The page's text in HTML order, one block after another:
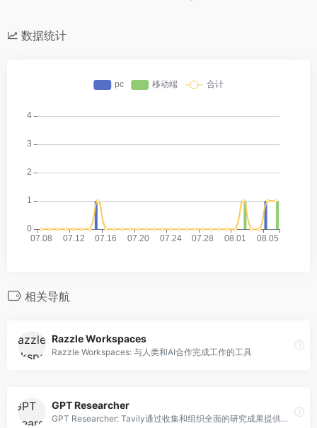
数据统计
相关导航
Razzle Workspaces
Razzle Workspaces: 与人类和AI合作完成工作的工具
GPT Researcher
GPT Researcher: Tavily通过收集和组织全面的研究成果提供准确的见解。